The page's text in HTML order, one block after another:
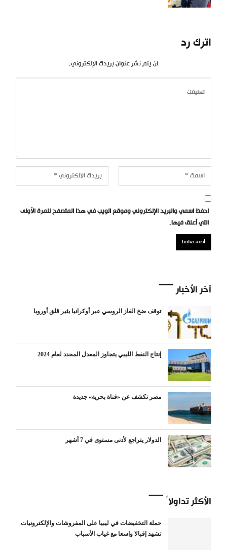
اترك رد
لن يتم نشر عنوان بريدك الإلكتروني.
احفظ اسمي والبريد الإلكتروني وموقع الويب في هذا المتصفح للمرة الأولى
التي أعلق فيها.
آخر الأخبار
توقف ضخ الغاز الروسي عبر أوكرانيا يثير قلق أوروبا
إنتاج النفط الليبي يتجاوز المعدل المحدد لعام 2024
مصر تكشف عن «قناة بحرية» جديدة
الدولار يتراجع لأدنى مستوى في 7 أشهر
الأكثر تداولاً
حملة التخفيضات في ليبيا على المفروشات والإلكترونيات
تشهد إقبالا واسعا مع غياب الأسباب